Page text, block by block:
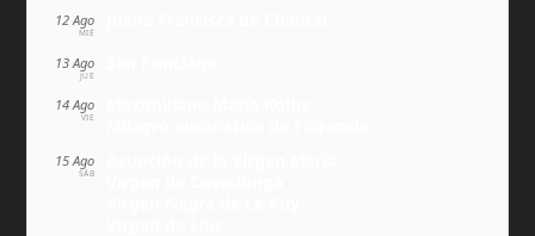
12 Ago
MIÉ
13 Ago
JUE
14 Ago
VIE
15 Ago
SÁB